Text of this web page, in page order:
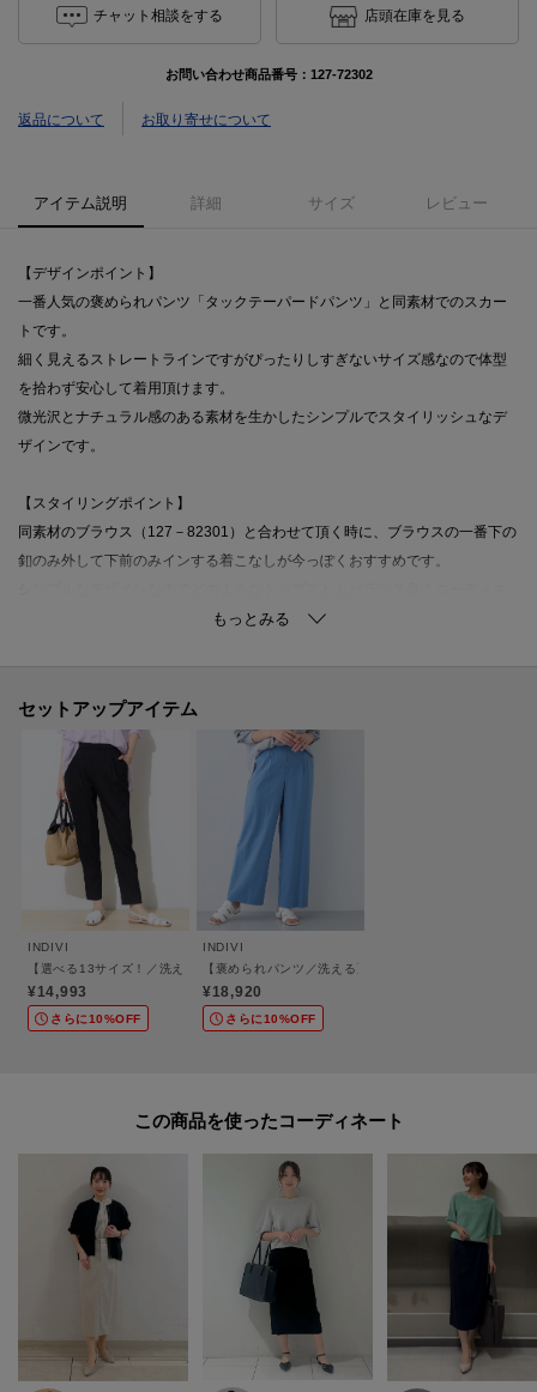
チャット相談をする 店頭在庫を見る
お問い合わせ商品番号： 127-72302
返品について お取り寄せについて
アイテム説明 詳細 サイズ レビュー
【デザインポイント】
一番人気の褒められパンツ「タックテーパードパンツ」と同素材でのスカー
トです。
細く見えるストレートラインですがぴったりしすぎないサイズ感なので体型
を拾わず安心して着用頂けます。
微光沢とナチュラル感のある素材を生かしたシンプルでスタイリッシュなデ
ザインです。
【スタイリングポイント】
同素材のブラウス（127－82301）と合わせて頂く時に、ブラウスの一番下の
釦のみ外して下前のみインする着こなしが今っぽくおすすめです。
【素材ポイント】
強撚のキュプラを使用し本来の光沢感を抑え深みのある発色と微光沢性を持
たせた良質素材です。
交織に使用しているナイロン特有のシボ感とさらりとした独特の風合、着心
地に拘ったキックバックの良いストレッチ性とUVケア性が特徴です。
-・-・-・-・-・-・-・-・-・-・-・-・-・-・-・-・-・-・-・-・-・-
■気になるアイテムは『お気に入り登録』がおすすめです！■
[お気に入り登録とは？]
オンラインサイトの各アイテムにある「ハートマーク」を
お得な情報をGETできます！！
再入荷通知や、値下げ情報・在庫状況をメルマガにてお知らせ♪
マイページでお気に入り一覧をチェックでき、
自分だけのお買い物リストがつくれる♪
-・-・-・-・-・-・-・-・-・-・-・-・-・-・-・-・-・-・-・-・-・-
セットアップアイテム
INDIVI
【選べる13サイズ！／洗える】ウエストゴムタックテーパード褒められパンツ
¥14,993
さらに10%OFF
INDIVI
【褒められパンツ／洗える】ウエストゴムワイドタック
¥18,920
さらに10%OFF
この商品を使った